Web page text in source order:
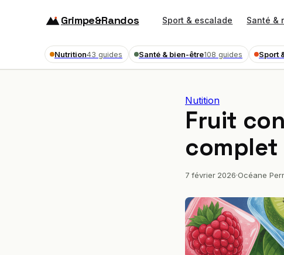
Grimpe&Randos Sport & escalade Santé &
Nutrition43 guides Santé & bien-être108 guides Sport
Nutition
Fruit
complet
7 février 2026·Océane